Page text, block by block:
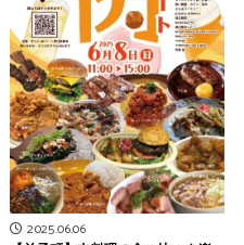
2025.06.06